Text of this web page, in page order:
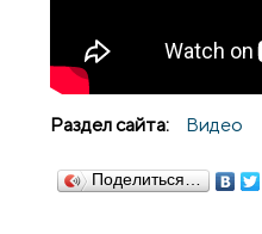
Раздел сайта: Видео
Поделиться…